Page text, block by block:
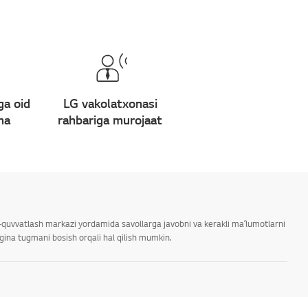
oid
LG vakolatxonasi
rahbariga murojaat
markazi yordamida savollarga javobni va kerakli maʼlumotlarni
tugmani bosish orqali hal qilish mumkin.